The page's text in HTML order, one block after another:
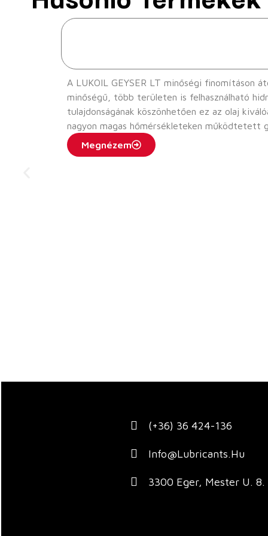
A LUKOIL GEYSER LT minőségi finomításon
minőségű, több területen is felhasználható
tulajdonságának köszönhetően ez az olaj kiválóan alkalmas az egész évben
nagyon magas hőmérsékleteken működtetett
esetében és mobil hidraulikus rendszerekben
Megnézem
(+36) 36 424-136
Info@lubricants.hu
3300 Eger, Mester U. 8.